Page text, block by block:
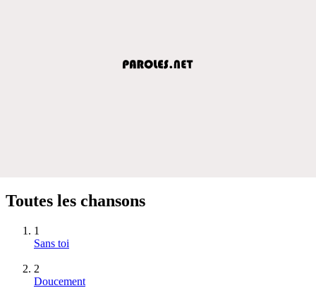
Toutes les chansons
1
Sans toi
2
Doucement